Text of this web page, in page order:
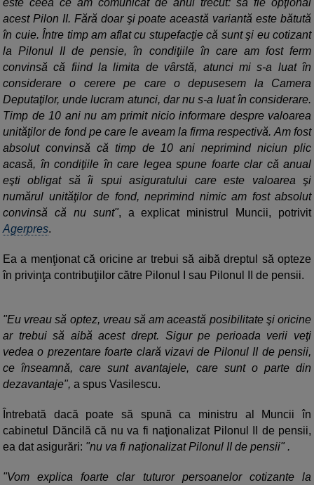
este ceea ce am comunicat de anul trecut: să fie opţional
acest Pilon II. Fără doar şi poate această variantă este bătută
în cuie. Între timp am aflat cu stupefacţie că sunt şi eu cotizant
la Pilonul II de pensie, în condiţiile în care am fost ferm
convinsă că fiind la limita de vârstă, atunci mi s-a luat în
considerare o cerere pe care o depusesem la Camera
Deputaţilor, unde lucram atunci, dar nu s-a luat în considerare.
Timp de 10 ani nu am primit nicio informare despre valoarea
unităţilor de fond pe care le aveam la firma respectivă. Am fost
absolut convinsă că timp de 10 ani neprimind niciun plic
acasă, în condiţiile în care legea spune foarte clar că anual
eşti obligat să îi spui asiguratului care este valoarea şi
numărul unităţilor de fond, neprimind nimic am fost absolut
convinsă că nu sunt", a explicat ministrul Muncii, potrivit
Agerpres.
Ea a menţionat că oricine ar trebui să aibă dreptul să opteze
în privinţa contribuţiilor către Pilonul I sau Pilonul II de pensii.
"Eu vreau să optez, vreau să am această posibilitate şi oricine
ar trebui să aibă acest drept. Sigur pe perioada verii veţi
vedea o prezentare foarte clară vizavi de Pilonul II de pensii,
ce înseamnă, care sunt avantajele, care sunt o parte din
dezavantaje", a spus Vasilescu.
Întrebată dacă poate să spună ca ministru al Muncii în
cabinetul Dăncilă că nu va fi naţionalizat Pilonul II de pensii,
ea dat asigurări: "nu va fi naţionalizat Pilonul II de pensii" .
"Vom explica foarte clar tuturor persoanelor cotizante la